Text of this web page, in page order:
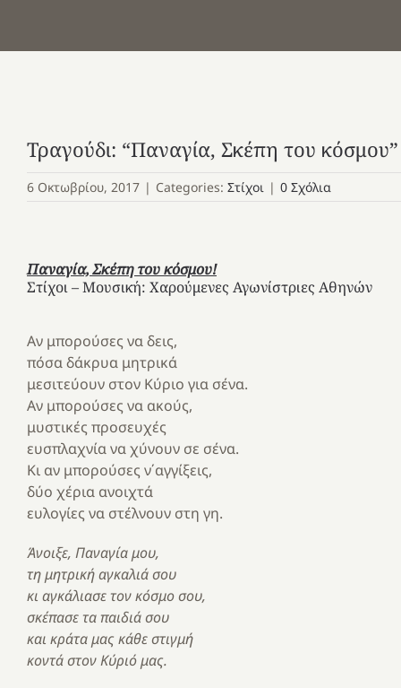
Τραγούδι: “Παναγία, Σκέπη του κόσμου”
6 Οκτωβρίου, 2017 | Categories: Στίχοι | 0 Σχόλια
Παναγία, Σκέπη του κόσμου!
Στίχοι – Μουσική: Χαρούμενες Αγωνίστριες Αθηνών
Αν μπορούσες να δεις,
πόσα δάκρυα μητρικά
μεσιτεύουν στον Κύριο για σένα.
Αν μπορούσες να ακούς,
μυστικές προσευχές
ευσπλαχνία να χύνουν σε σένα.
Κι αν μπορούσες ν΄αγγίξεις,
δύο χέρια ανοιχτά
ευλογίες να στέλνουν στη γη.
Άνοιξε, Παναγία μου,
τη μητρική αγκαλιά σου
κι αγκάλιασε τον κόσμο σου,
σκέπασε τα παιδιά σου
και κράτα μας κάθε στιγμή
κοντά στον Κύριό μας.